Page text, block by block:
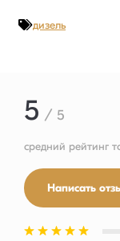
дизель
5 / 5
средний рейтинг
Написать